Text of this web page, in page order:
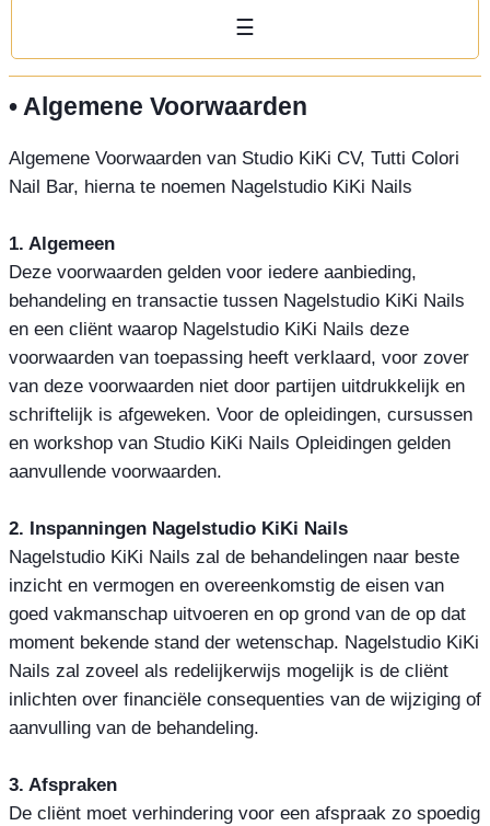
☰
• Algemene Voorwaarden
Algemene Voorwaarden van Studio KiKi CV, Tutti Colori
Nail Bar, hierna te noemen Nagelstudio KiKi Nails
1. Algemeen
Deze voorwaarden gelden voor iedere aanbieding,
behandeling en transactie tussen Nagelstudio KiKi Nails
en een cliënt waarop Nagelstudio KiKi Nails deze
voorwaarden van toepassing heeft verklaard, voor zover
van deze voorwaarden niet door partijen uitdrukkelijk en
schriftelijk is afgeweken. Voor de opleidingen, cursussen
en workshop van Studio KiKi Nails Opleidingen gelden
aanvullende voorwaarden.
2. Inspanningen Nagelstudio KiKi Nails
Nagelstudio KiKi Nails zal de behandelingen naar beste
inzicht en vermogen en overeenkomstig de eisen van
goed vakmanschap uitvoeren en op grond van de op dat
moment bekende stand der wetenschap. Nagelstudio KiKi
Nails zal zoveel als redelijkerwijs mogelijk is de cliënt
inlichten over financiële consequenties van de wijziging of
aanvulling van de behandeling.
3. Afspraken
De cliënt moet verhindering voor een afspraak zo spoedig